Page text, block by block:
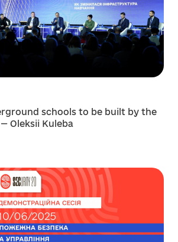
schools to be built by the
Oleksii Kuleba